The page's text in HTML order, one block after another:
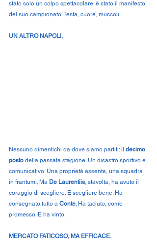
stato solo un colpo spettacolare: è stato il manifesto
del suo campionato. Testa, cuore, muscoli.
UN ALTRO NAPOLI.
Nessuno dimentichi da dove siamo partiti: il decimo
posto della passata stagione. Un disastro sportivo e
comunicativo. Una proprietà assente, una squadra
in frantumi. Ma De Laurentiis, stavolta, ha avuto il
coraggio di scegliere. E scegliere bene. Ha
consegnato tutto a Conte. Ha taciuto, come
promesso. E ha vinto.
MERCATO FATICOSO, MA EFFICACE.